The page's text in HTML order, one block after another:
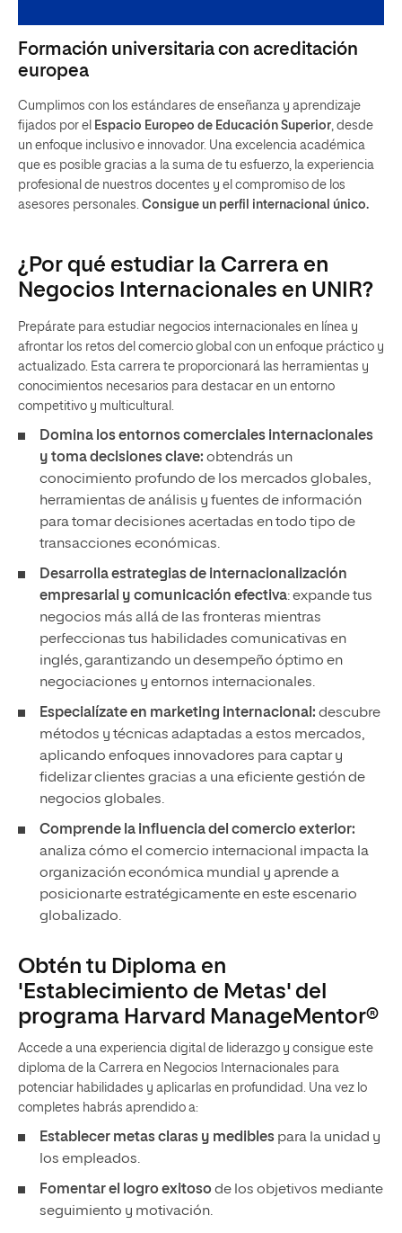
Formación universitaria con acreditación
europea
Cumplimos con los estándares de enseñanza y aprendizaje
fijados por el Espacio Europeo de Educación Superior, desde
un enfoque inclusivo e innovador. Una excelencia académica
que es posible gracias a la suma de tu esfuerzo, la experiencia
profesional de nuestros docentes y el compromiso de los
asesores personales. Consigue un perfil internacional único.
¿Por qué estudiar la Carrera en
Negocios Internacionales en UNIR?
Prepárate para estudiar negocios internacionales en línea y
afrontar los retos del comercio global con un enfoque práctico y
actualizado. Esta carrera te proporcionará las herramientas y
conocimientos necesarios para destacar en un entorno
competitivo y multicultural.
Domina los entornos comerciales internacionales
y toma decisiones clave: obtendrás un
conocimiento profundo de los mercados globales,
herramientas de análisis y fuentes de información
para tomar decisiones acertadas en todo tipo de
transacciones económicas.
Desarrolla estrategias de internacionalización
empresarial y comunicación efectiva: expande tus
negocios más allá de las fronteras mientras
perfeccionas tus habilidades comunicativas en
inglés, garantizando un desempeño óptimo en
negociaciones y entornos internacionales.
Especialízate en marketing internacional: descubre
métodos y técnicas adaptadas a estos mercados,
aplicando enfoques innovadores para captar y
fidelizar clientes gracias a una eficiente gestión de
negocios globales.
Comprende la influencia del comercio exterior:
analiza cómo el comercio internacional impacta la
organización económica mundial y aprende a
posicionarte estratégicamente en este escenario
globalizado.
Obtén tu Diploma en
'Establecimiento de Metas' del
programa Harvard ManageMentor®
Accede a una experiencia digital de liderazgo y consigue este
diploma de la Carrera en Negocios Internacionales para
potenciar habilidades y aplicarlas en profundidad. Una vez lo
completes habrás aprendido a:
Establecer metas claras y medibles para la unidad y
los empleados.
Fomentar el logro exitosode los objetivos mediante
seguimiento y motivación.